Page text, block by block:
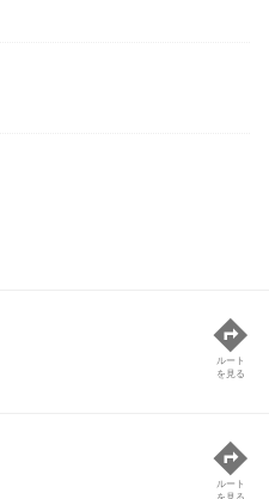
ルート
を見る
ルート